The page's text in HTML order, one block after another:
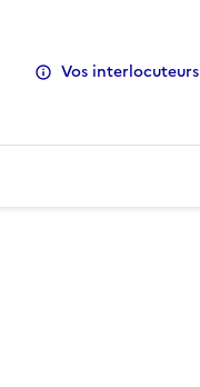
Vos interlocuteurs